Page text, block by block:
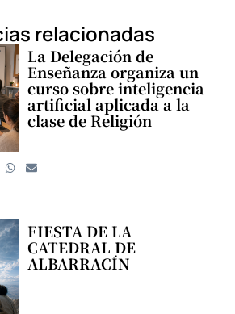
relacionadas
La Delegación de
Enseñanza organiza un
curso sobre inteligencia
artificial aplicada a la
clase de Religión
FIESTA DE LA
CATEDRAL DE
ALBARRACÍN